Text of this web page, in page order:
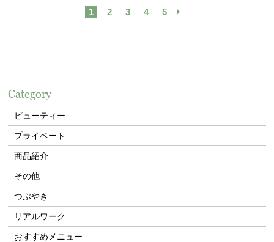
1 2 3 4 5
Category
ビューティー
プライベート
商品紹介
その他
つぶやき
リアルワーク
おすすめメニュー